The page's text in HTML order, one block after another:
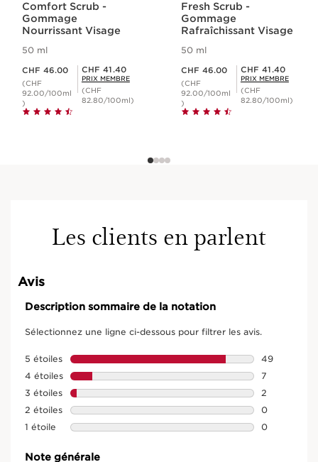
Comfort Scrub -
Gommage
Nourrissant Visage
50 ml
CHF 46.00
(CHF
92.00/100ml
)
Prix Sérénité CHF 41.40
CHF 41.40
PRIX MEMBRE
(CHF
82.80/100ml)
Fresh Scrub -
Gommage
Rafraîchissant Visage
50 ml
CHF 46.00
(CHF
92.00/100ml
)
Prix Sérénité CHF 41.40
CHF 41.40
PRIX MEMBRE
(CHF
82.80/100ml)
Les clients en parlent